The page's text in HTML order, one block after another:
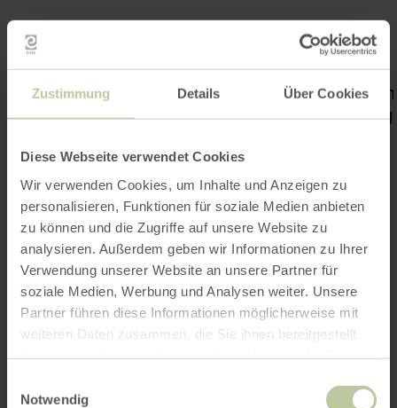
Zustimmung Details Über Cookies
Diese Webseite verwendet Cookies
Wir verwenden Cookies, um Inhalte und Anzeigen zu
personalisieren, Funktionen für soziale Medien anbieten
zu können und die Zugriffe auf unsere Website zu
analysieren. Außerdem geben wir Informationen zu Ihrer
Verwendung unserer Website an unsere Partner für
soziale Medien, Werbung und Analysen weiter. Unsere
Partner führen diese Informationen möglicherweise mit
weiteren Daten zusammen, die Sie ihnen bereitgestellt
Notwendig
Contact